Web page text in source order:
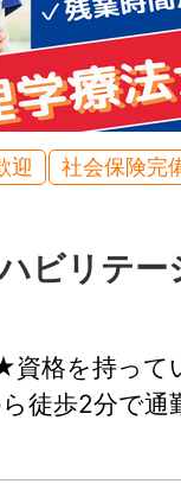
迎
社会保険完
ビリテ
格を持って
徒歩2分で